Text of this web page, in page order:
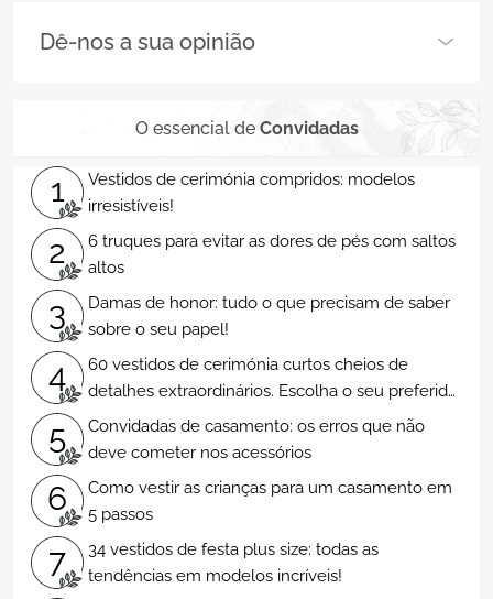
Dê-nos a sua opinião
O essencial de Convidadas
1
Vestidos de cerimónia compridos: modelos
irresistíveis!
2
6 truques para evitar as dores de pés com saltos
altos
3
Damas de honor: tudo o que precisam de saber
sobre o seu papel!
4
60 vestidos de cerimónia curtos cheios de
detalhes extraordinários. Escolha o seu preferido
e arrase!
5
Convidadas de casamento: os erros que não
deve cometer nos acessórios
6
Como vestir as crianças para um casamento em
5 passos
7
34 vestidos de festa plus size: todas as
tendências em modelos incríveis!